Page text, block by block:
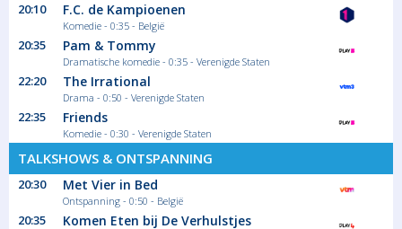
21:10
Le Transporteur : Héritage
Frank Martin, un ex-mercenaire, est
spécialisé...
23:00
Le Transporteur 3
Sous la contrainte, Frank Martin, un
20:10 F.C. de Kampioenen
Komedie - 0:35 - België
20:35 Pam & Tommy
Dramatische komedie - 0:35 - Verenigde Staten
22:20 The Irrational
Drama - 0:50 - Verenigde Staten
22:35 Friends
Komedie - 0:30 - Verenigde Staten
TALKSHOWS & ONTSPANNING
20:30 Met Vier in Bed
Ontspanning - 0:50 - België
20:35 Komen Eten bij De Verhulstjes